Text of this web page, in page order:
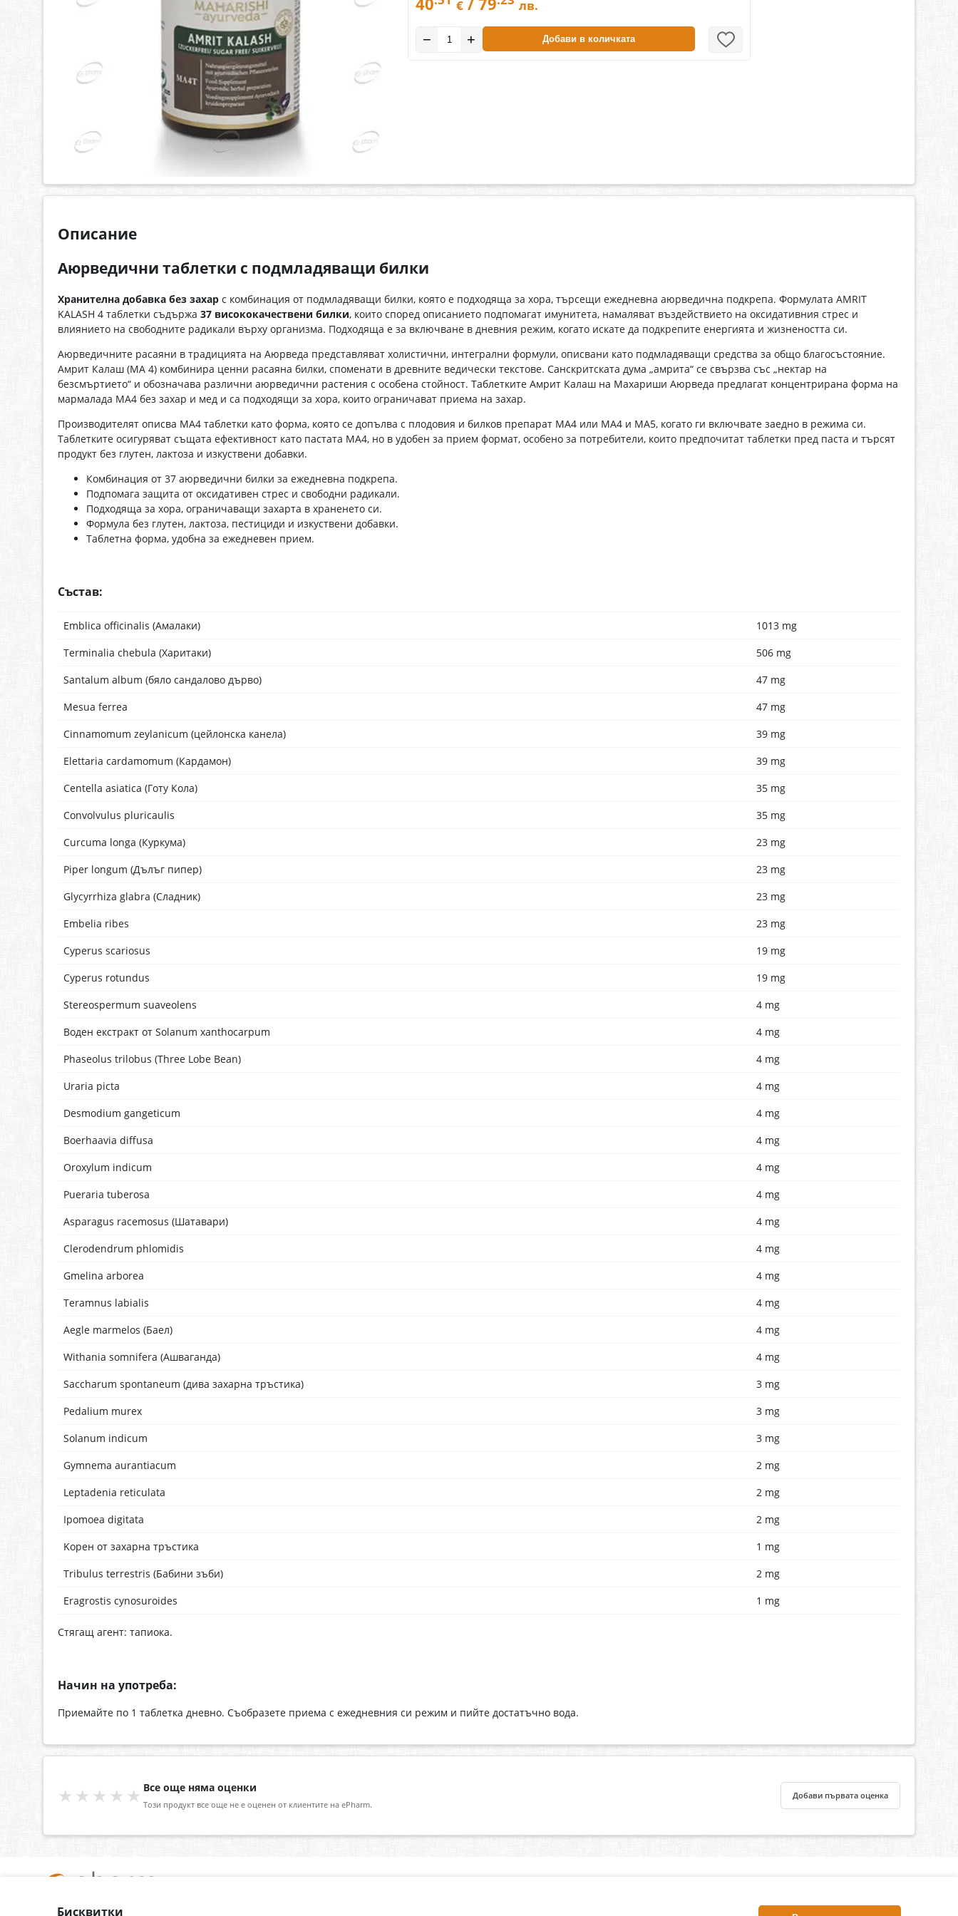
€ лв.
− + Добави в количката
Описание
Аюрведични таблетки с подмладяващи билки
Хранителна добавка без захар с комбинация от подмладяващи билки, която е подходяща за хора, търсещи ежедневна аюрведична подкрепа. Формулата AMRIT
KALASH 4 таблетки съдържа 37 висококачествени билки, които според описанието подпомагат имунитета, намаляват въздействието на оксидативния стрес и
влиянието на свободните радикали върху организма. Подходяща е за включване в дневния режим, когато искате да подкрепите енергията и жизнеността си.
Аюрведичните расаяни в традицията на Аюрведа представляват холистични, интегрални формули, описвани като подмладяващи средства за общо благосъстояние.
Амрит Калаш (МА 4) комбинира ценни расаяна билки, споменати в древните ведически текстове. Санскритската дума „амрита“ се свързва със „нектар на
безсмъртието“ и обозначава различни аюрведични растения с особена стойност. Таблетките Амрит Калаш на Махариши Аюрведа предлагат концентрирана форма на
мармалада MA4 без захар и мед и са подходящи за хора, които ограничават приема на захар.
Производителят описва MA4 таблетки като форма, която се допълва с плодовия и билков препарат MA4 или MA4 и MA5, когато ги включвате заедно в режима си.
Таблетките осигуряват същата ефективност като пастата MA4, но в удобен за прием формат, особено за потребители, които предпочитат таблетки пред паста и търсят
продукт без глутен, лактоза и изкуствени добавки.
Комбинация от 37 аюрведични билки за ежедневна подкрепа.
Подпомага защита от оксидативен стрес и свободни радикали.
Подходяща за хора, ограничаващи захарта в храненето си.
Формула без глутен, лактоза, пестициди и изкуствени добавки.
Таблетна форма, удобна за ежедневен прием.
Състав:
Emblica officinalis (Амалаки)
1013 mg
Terminalia chebula (Харитаки)
506 mg
Santalum album (бяло сандалово дърво)
47 mg
Mesua ferrea
47 mg
Cinnamomum zeylanicum (цейлонска канела)
39 mg
Elettaria cardamomum (Кардамон)
39 mg
Centella asiatica (Готу Кола)
35 mg
Convolvulus pluricaulis
35 mg
Curcuma longa (Куркума)
23 mg
Piper longum (Дълъг пипер)
23 mg
Glycyrrhiza glabra (Сладник)
23 mg
Embelia ribes
23 mg
Cyperus scariosus
19 mg
Cyperus rotundus
19 mg
Stereospermum suaveolens
4 mg
Воден екстракт от Solanum xanthocarpum
4 mg
Phaseolus trilobus (Three Lobe Bean)
4 mg
Uraria picta
4 mg
Desmodium gangeticum
4 mg
Boerhaavia diffusa
4 mg
Oroxylum indicum
4 mg
Pueraria tuberosa
4 mg
Asparagus racemosus (Шатавари)
4 mg
Clerodendrum phlomidis
4 mg
Gmelina arborea
4 mg
Teramnus labialis
4 mg
Aegle marmelos (Баел)
4 mg
Withania somnifera (Ашваганда)
4 mg
Saccharum spontaneum (дива захарна тръстика)
3 mg
Pedalium murex
3 mg
Solanum indicum
3 mg
Gymnema aurantiacum
2 mg
Leptadenia reticulata
2 mg
Ipomoea digitata
2 mg
Kорен от захарна тръстика
1 mg
Tribulus terrestris (Бабини зъби)
2 mg
Eragrostis cynosuroides
1 mg
Стягащ агент: тапиока.
Начин на употреба:
Приемайте по 1 таблетка дневно. Съобразете приема с ежедневния си режим и пийте достатъчно вода.
★★★★★ Все още няма оценки
Този продукт все още не е оценен от клиентите на ePharm.
Добави първата оценка
ePharm.bg е лицензирана онлайн аптека и част от аптеки
Бисквитки